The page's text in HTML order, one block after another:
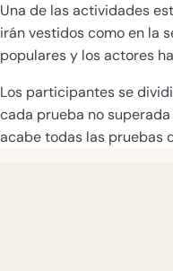
Una de las actividades
irán vestidos como en la
populares y los actores
Los participantes se
cada prueba no
acabe todas las pruebas